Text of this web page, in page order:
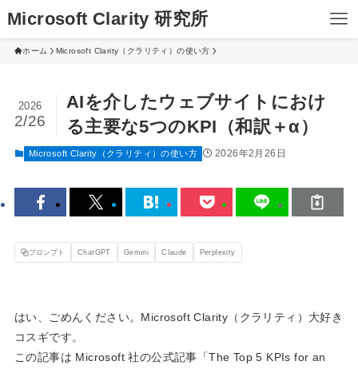
Microsoft Clarity 研究所
ホーム Microsoft Clarity（クラリティ）の使い方
AIを介したウェブサイトにおけ
る主要な5つのKPI（和訳＋α）
2026
2/26
Microsoft Clarity（クラリティ）の使い方 2026年2月26日
プロンプト ChatGPT Gemini Claude Perplexity
はい、ごめんください。Microsoft Clarity（クラリティ）大好き
コスギです。
この記事は Microsoft 社の公式記事「The Top 5 KPIs for an